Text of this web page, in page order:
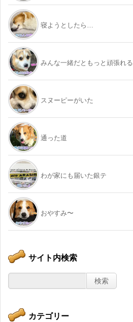
寝ようとしたら…
みんな一緒だともっと頑張れる
スヌーピーがいた
通った道
わが家にも届いた銀テ
おやすみ〜
サイト内検索
カテゴリー